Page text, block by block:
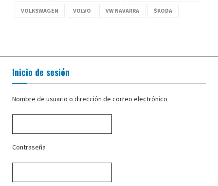
VOLKSWAGEN VOLVO VW NAVARRA ŠKODA
Inicio de sesión
Nombre de usuario o dirección de correo electrónico
Contraseña